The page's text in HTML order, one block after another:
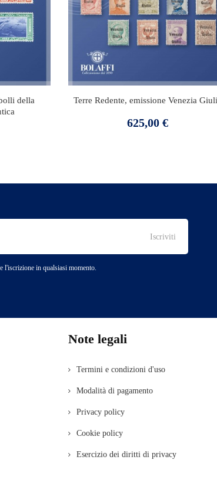
della
Terre Redente, emissione Venezia
Prezzo
625,00 €
l'iscrizione in qualsiasi momento.
Note legali
Termini e condizioni d'uso
Modalità di pagamento
Privacy policy
Cookie policy
Esercizio dei diritti di privacy